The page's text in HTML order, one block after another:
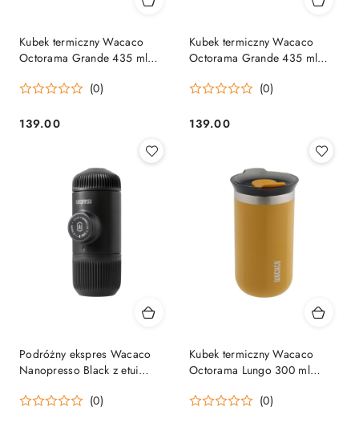
Kubek termiczny Wacaco
Octorama Grande 435 ml
(0)
Cena:
139.00
Kubek termiczny Wacaco
Octorama Grande 435 ml
(0)
Cena:
139.00
Podróżny ekspres Wacaco
Nanopresso Black z etui
(0)
Kubek termiczny Wacaco
Octorama Lungo 300 ml
(0)